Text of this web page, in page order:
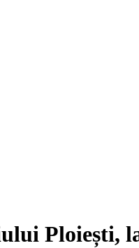
Ploiești,